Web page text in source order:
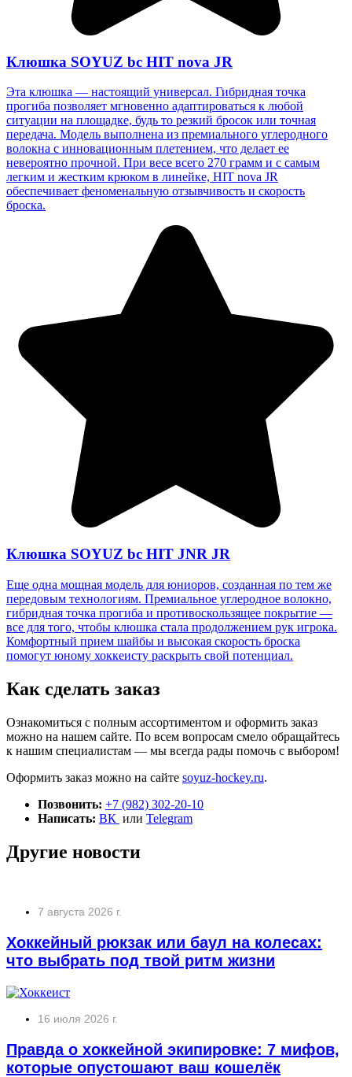
Клюшка SOYUZ bc HIT nova JR
Эта клюшка — настоящий универсал. Гибридная точка
прогиба позволяет мгновенно адаптироваться к любой
ситуации на площадке, будь то резкий бросок или точная
передача. Модель выполнена из премиального углеродного
волокна с инновационным плетением, что делает ее
невероятно прочной. При весе всего 270 грамм и с самым
легким и жестким крюком в линейке, HIT nova JR
обеспечивает феноменальную отзывчивость и скорость
броска.
Клюшка SOYUZ bc HIT JNR JR
Еще одна мощная модель для юниоров, созданная по тем же
передовым технологиям. Премиальное углеродное волокно,
гибридная точка прогиба и противоскользящее покрытие —
все для того, чтобы клюшка стала продолжением рук игрока.
Комфортный прием шайбы и высокая скорость броска
помогут юному хоккеисту раскрыть свой потенциал.
Как сделать заказ
Ознакомиться с полным ассортиментом и оформить заказ
можно на нашем сайте. По всем вопросам смело обращайтесь
к нашим специалистам — мы всегда рады помочь с выбором!
Оформить заказ можно на сайте soyuz-hockey.ru.
Позвонить: +7 (982) 302-20-10
Написать: ВК или Telegram
Другие новости
7 августа 2026 г.
Хоккейный рюкзак или баул на колесах:
что выбрать под твой ритм жизни
16 июля 2026 г.
Правда о хоккейной экипировке: 7 мифов,
которые опустошают ваш кошелёк